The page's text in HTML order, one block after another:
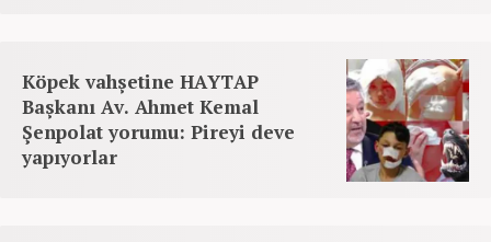
Köpek vahşetine HAYTAP
Başkanı Av. Ahmet Kemal
Şenpolat yorumu: Pireyi deve
yapıyorlar